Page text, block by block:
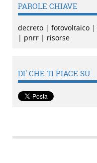
PAROLE CHIAVE
decreto | fotovoltaico |
| pnrr | risorse
DI' CHE TI PIACE SU...